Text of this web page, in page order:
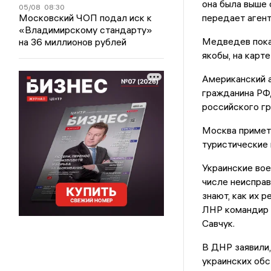
05/08 08:30
Московский ЧОП подал иск к
«Владимирскому стандарту»
на 36 миллионов рублей
она была выше
передает
Медведев
якобы, на
Американский
гражданина
российского
Москва
Украинские
числе
знают, как их
ЛНР командир
Савчук.
В ДНР
украинских